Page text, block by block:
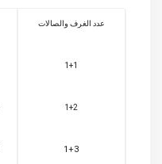
عدد الغرف والصالات
1+1
1+2
1+3